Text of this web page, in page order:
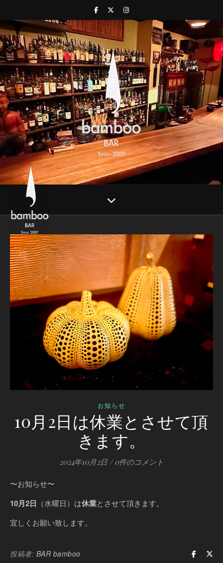
お知らせ
10月2日は休業とさせて頂
きます。
2024年10月2日 / 0件のコメント
〜お知らせ〜
10月2日 （水曜日）は休業とさせて頂きます。
宜しくお願い致します。
投稿者: BAR bamboo